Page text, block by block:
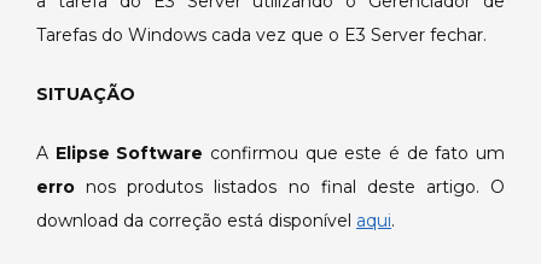
Tarefas do Windows cada vez que o E3 Server fechar.
SITUAÇÃO
A Elipse Software confirmou que este é de fato um
erro nos produtos listados no final deste artigo. O
download da correção está disponível aqui.